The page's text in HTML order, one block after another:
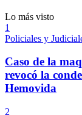
Lo más visto
1
Policiales y
Caso de la
revocó la
Hemovida
2